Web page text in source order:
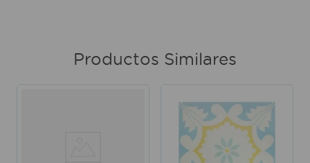
Productos Similares